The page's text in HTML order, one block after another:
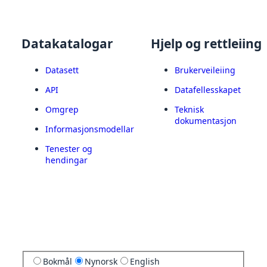
Datakatalogar
Datasett
API
Omgrep
Informasjonsmodellar
Tenester og
hendingar
Hjelp og rettleiing
Brukerveileiing
Datafellesskapet
Teknisk
dokumentasjon
Bokmål Nynorsk English